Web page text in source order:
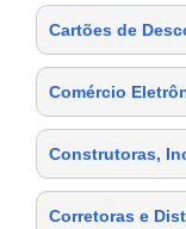
Cartões de
Comércio
Construtoras,
Corretoras e